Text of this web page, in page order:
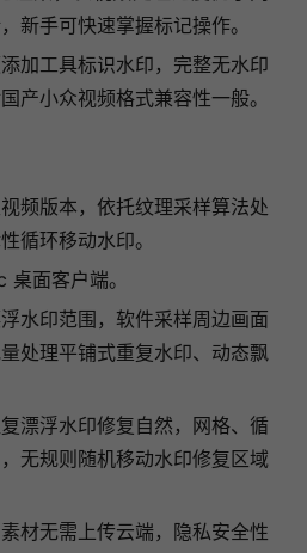
新手可快速掌握标记操作。
加工具标识水印，完整无水印
产小众视频格式兼容性一般。
频版本，依托纹理采样算法处
循环移动水印。
面客户端。
水印范围，软件采样周边画面
处理平铺式重复水印、动态飘
漂浮水印修复自然，网格、循
无规则随机移动水印修复区域
材无需上传云端，隐私安全性